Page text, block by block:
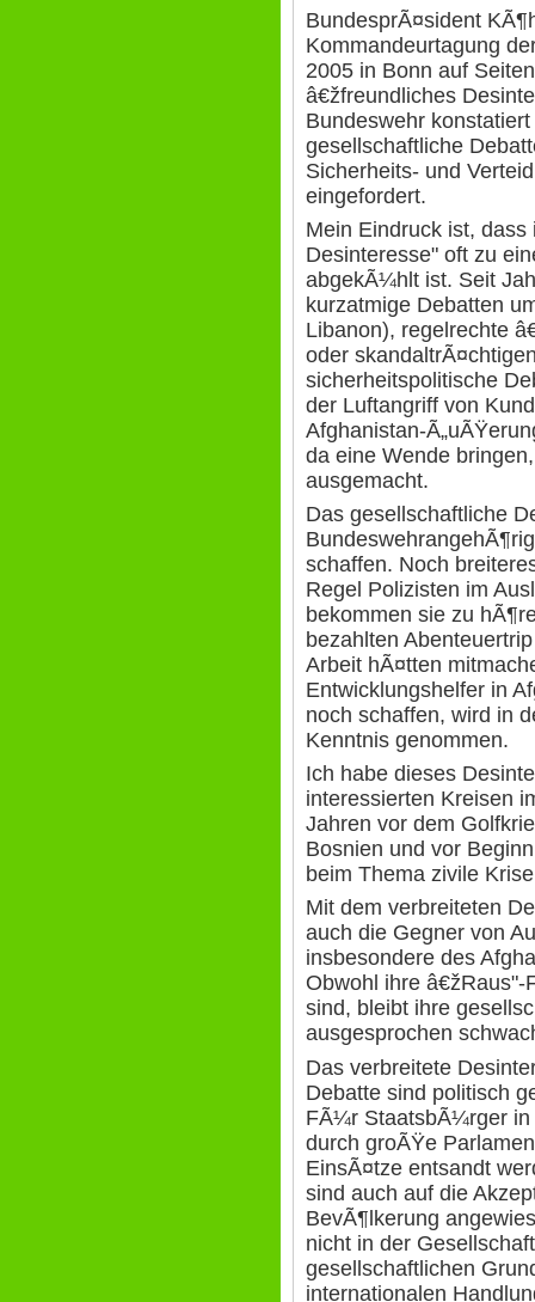
BundesprÃ¤sident
Kommandeurtagung
2005 in Bonn auf
â€žfreundliches
Bundeswehr
gesellschaftliche
Sicherheits- und
eingefordert.
Mein Eindruck ist,
Desinteresse" oft zu
abgekÃ¼hlt ist. Seit
kurzatmige Debatten
Libanon), regelrechte
oder
sicherheitspolitische
der Luftangriff von
Afghanistan-
da eine Wende
ausgemacht.
Das gesellschaftliche
schaffen. Noch
Regel Polizisten im
bekommen sie zu
bezahlten
Arbeit hÃ¤tten
Entwicklungshelfer in
noch schaffen, wird in
Kenntnis genommen.
Ich habe dieses
interessierten Kreisen
Jahren vor dem
Bosnien und vor
beim Thema zivile
Mit dem verbreiteten
auch die Gegner von
insbesondere des
Obwohl ihre
sind, bleibt ihre
ausgesprochen
Das verbreitete
Debatte sind politisch
FÃ¼r StaatsbÃ¼rger in
durch groÃŸe
EinsÃ¤tze entsandt
sind auch auf die
BevÃ¶lkerung
nicht in der
gesellschaftlichen
internationalen